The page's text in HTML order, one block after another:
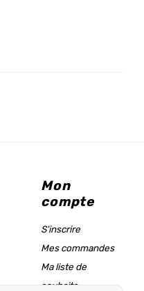
Mon
compte
S'inscrire
Mes commandes
Ma liste de
souhaits